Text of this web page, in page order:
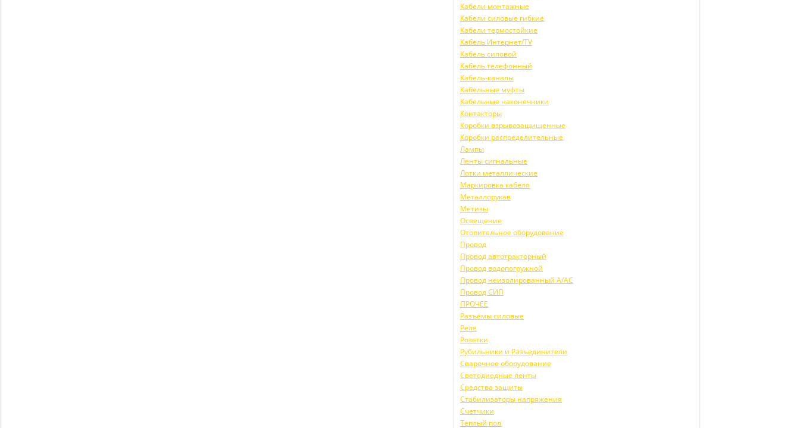
Кабели монтажные
Кабели силовые гибкие
Кабели термостойкие
Кабель Интернет/TV
Кабель силовой
Кабель телефонный
Кабель-каналы
Кабельные муфты
Кабельные наконечники
Контакторы
Коробки взрывозащищенные
Коробки распределительные
Лампы
Ленты сигнальные
Лотки металлические
Маркировка кабеля
Металлорукав
Метизы
Освещение
Отопительное оборудование
Провод
Провод автотракторный
Провод водопогружной
Провод неизолированный А/АС
Провод СИП
ПРОЧЕЕ
Разъёмы силовые
Реле
Розетки
Рубильники и Разъединители
Сварочное оборудование
Светодиодные ленты
Средства защиты
Стабилизаторы напряжения
Счетчики
Теплый пол